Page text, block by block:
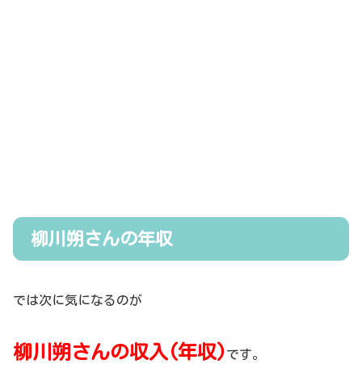
柳川朔さんの年収
では次に気になるのが
柳川朔さんの収入(年収)です。